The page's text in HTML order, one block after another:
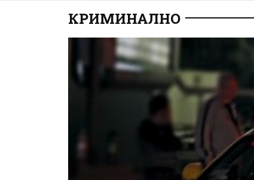
КРИМИНАЛНО